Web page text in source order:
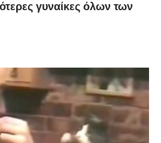
γυναίκες όλων των